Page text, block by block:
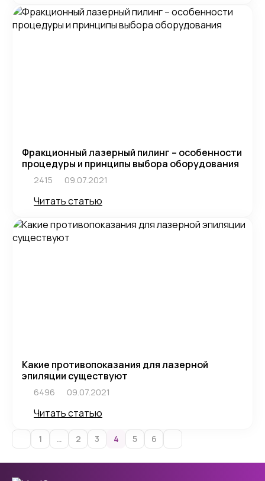
Фракционный лазерный пилинг – особенности
процедуры и принципы выбора оборудования
2415 09.07.2021
Читать статью
Какие противопоказания для лазерной
эпиляции существуют
6496 09.07.2021
Читать статью
1 … 2 3 4 5 6